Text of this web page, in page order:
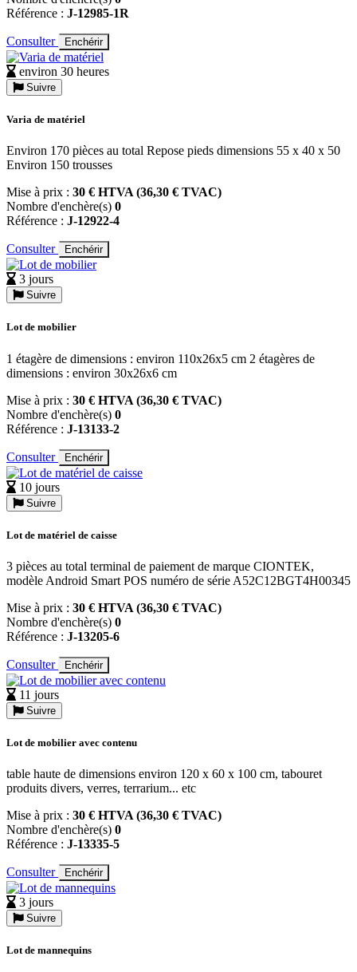
Référence : J-12985-1R
Consulter Enchérir
environ 30 heures
Suivre
Varia de matériel
Environ 170 pièces au total Repose pieds dimensions 55 x 40 x 50
Environ 150 trousses
Mise à prix : 30 € HTVA (36,30 € TVAC)
Nombre d'enchère(s) 0
Référence : J-12922-4
Consulter Enchérir
3 jours
Suivre
Lot de mobilier
1 étagère de dimensions : environ 110x26x5 cm 2 étagères de
dimensions : environ 30x26x6 cm
Mise à prix : 30 € HTVA (36,30 € TVAC)
Nombre d'enchère(s) 0
Référence : J-13133-2
Consulter Enchérir
10 jours
Suivre
Lot de matériel de caisse
3 pièces au total terminal de paiement de marque CIONTEK,
modèle Android Smart POS numéro de série A52C12BGT4H00345
Mise à prix : 30 € HTVA (36,30 € TVAC)
Nombre d'enchère(s) 0
Référence : J-13205-6
Consulter Enchérir
11 jours
Suivre
Lot de mobilier avec contenu
table haute de dimensions environ 120 x 60 x 100 cm, tabouret
produits divers, verres, terrarium... etc
Mise à prix : 30 € HTVA (36,30 € TVAC)
Nombre d'enchère(s) 0
Référence : J-13335-5
Consulter Enchérir
3 jours
Suivre
Lot de mannequins